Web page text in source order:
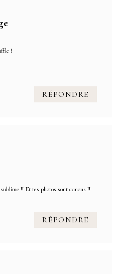
!
RÉPONDRE
!! Et tes photos sont canons !!
RÉPONDRE